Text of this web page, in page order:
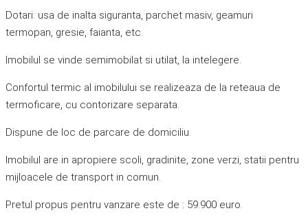
Dotari: usa de inalta siguranta, parchet masiv, geamuri
termopan, gresie, faianta, etc.
Imobilul se vinde semimobilat si utilat, la intelegere.
Confortul termic al imobilului se realizeaza de la reteaua de
termoficare, cu contorizare separata.
Dispune de loc de parcare de domiciliu.
Imobilul are in apropiere scoli, gradinite, zone verzi, statii pentru
mijloacele de transport in comun.
Pretul propus pentru vanzare este de : 59.900 euro.